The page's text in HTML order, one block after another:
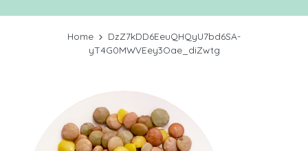
Home
DzZ7kDD6EeuQHQyU7bd6SA-
yT4G0MWVEey3Oae_diZwtg